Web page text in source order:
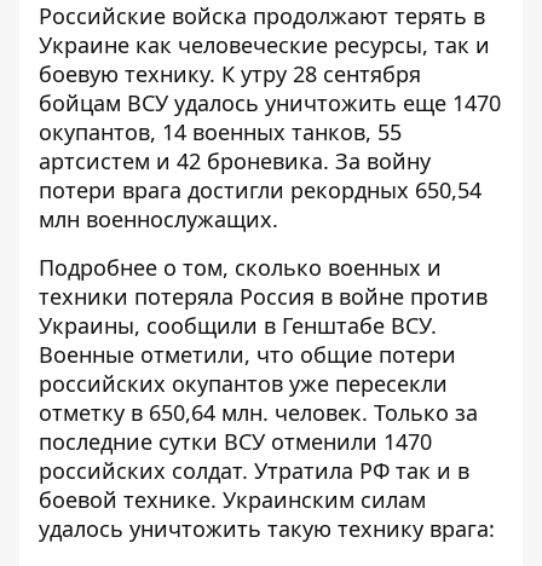
Российские войска продолжают терять в
Украине как человеческие ресурсы, так и
боевую технику. К утру 28 сентября
бойцам ВСУ удалось уничтожить еще 1470
окупантов, 14 военных танков, 55
артсистем и 42 броневика. За войну
потери врага достигли рекордных 650,54
млн военнослужащих.
Подробнее о том, сколько военных и
техники потеряла Россия в войне против
Украины, сообщили в Генштабе ВСУ.
Военные отметили, что общие потери
российских окупантов уже пересекли
отметку в 650,64 млн. человек. Только за
последние сутки ВСУ отменили 1470
российских солдат. Утратила РФ так и в
боевой технике. Украинским силам
удалось уничтожить такую ​​технику врага: